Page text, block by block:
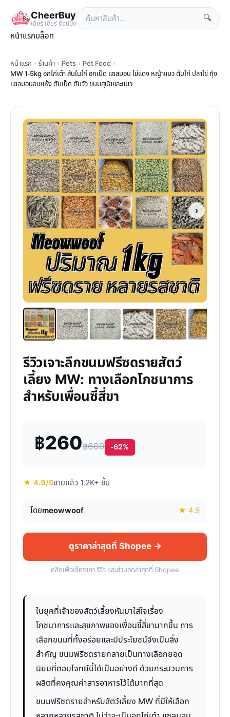
CheerBuy
เซียร์ เซียร์ ช้อปปิ้ง
🔍
หน้าแรกบล็อก
หน้าแรก › ร้านค้า › Pets › Pet Food ›
MW 1-5kg อกไก่เต๋า สันในไก่ อกเป็ด แซลมอน ไข่แดง หญ้าแมว ตับไก่ ปลาไข่ กุ้ง
แซลมอนอบแห้ง ตับเป็ด ตับวัว ขนมสุนัขและแมว
›
รีวิวเจาะลึกขนมฟรีซดรายสัตว์
เลี้ยง MW: ทางเลือกโภชนาการ
สำหรับเพื่อนซี้สี่ขา
฿260฿600 -62%
★ 4.9/5ขายแล้ว 1.2K+ ชิ้น
โดยmeowwoof ★ 4.9
ดูราคาล่าสุดที่ Shopee →
คลิกเพื่อเช็คราคา รีวิว และส่วนลดล่าสุดที่ Shopee
ในยุคที่เจ้าของสัตว์เลี้ยงหันมาใส่ใจเรื่อง
โภชนาการและสุขภาพของเพื่อนซี้สี่ขามากขึ้น การ
เลือกขนมที่ทั้งอร่อยและมีประโยชน์จึงเป็นสิ่ง
สำคัญ ขนมฟรีซดรายกลายเป็นทางเลือกยอด
นิยมที่ตอบโจทย์นี้ได้เป็นอย่างดี ด้วยกระบวนการ
ผลิตที่คงคุณค่าสารอาหารไว้ได้มากที่สุด
ขนมฟรีซดรายสำหรับสัตว์เลี้ยง MW ที่มีให้เลือก